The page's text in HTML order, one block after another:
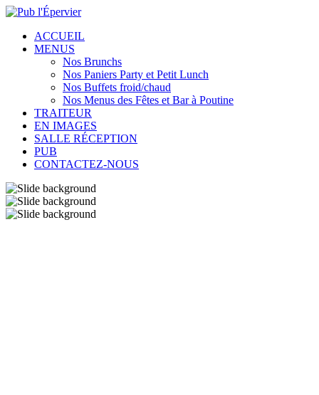
ACCUEIL
MENUS
Nos Brunchs
Nos Paniers Party et Petit Lunch
Nos Buffets froid/chaud
Nos Menus des Fêtes et Bar à Poutine
TRAITEUR
EN IMAGES
SALLE RÉCEPTION
PUB
CONTACTEZ-NOUS